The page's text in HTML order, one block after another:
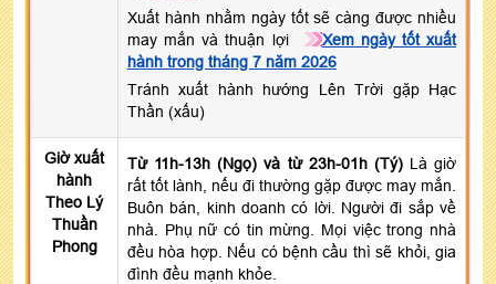
Xuất hành nhằm ngày tốt sẽ càng được nhiều
may mắn và thuận lợi
Xem ngày tốt xuất
hành trong tháng 7 năm 2026
Tránh xuất hành hướng Lên Trời gặp Hạc
Thần (xấu)
Giờ xuất
hành
Theo Lý
Thuần
Phong
Từ 11h-13h (Ngọ) và từ 23h-01h (Tý) Là giờ
rất tốt lành, nếu đi thường gặp được may mắn.
Buôn bán, kinh doanh có lời. Người đi sắp về
nhà. Phụ nữ có tin mừng. Mọi việc trong nhà
đều hòa hợp. Nếu có bệnh cầu thì sẽ khỏi, gia
đình đều mạnh khỏe.